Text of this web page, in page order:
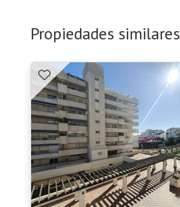
Propiedades similares